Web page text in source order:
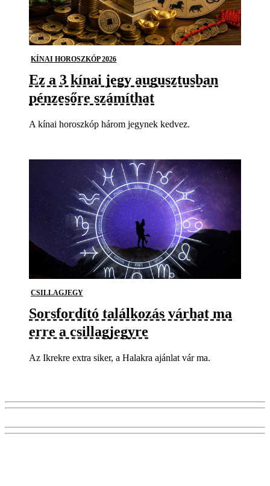
KÍNAI HOROSZKÓP 2026
Ez a 3 kínai jegy augusztusban
pénzesőre számíthat
A kínai horoszkóp három jegynek kedvez.
CSILLAGJEGY
Sorsfordító találkozás várhat ma
erre a csillagjegyre
Az Ikrekre extra siker, a Halakra ajánlat vár ma.